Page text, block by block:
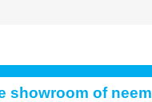
showroom of neem